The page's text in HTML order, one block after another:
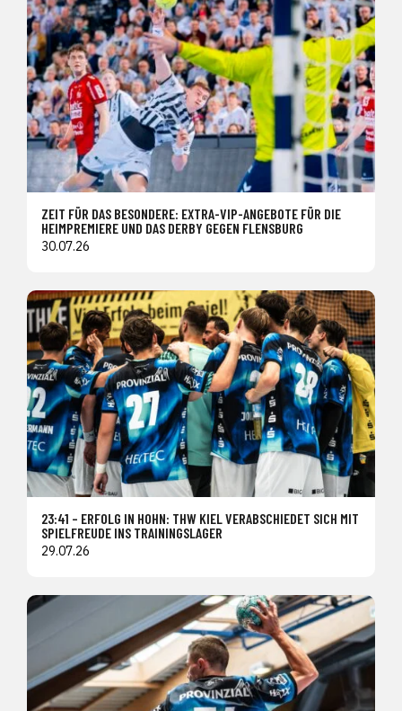
ZEIT FÜR DAS BESONDERE: EXTRA-VIP-ANGEBOTE FÜR DIE
HEIMPREMIERE UND DAS DERBY GEGEN FLENSBURG
30.07.26
23:41 – ERFOLG IN HOHN: THW KIEL VERABSCHIEDET SICH MIT
SPIELFREUDE INS TRAININGSLAGER
29.07.26